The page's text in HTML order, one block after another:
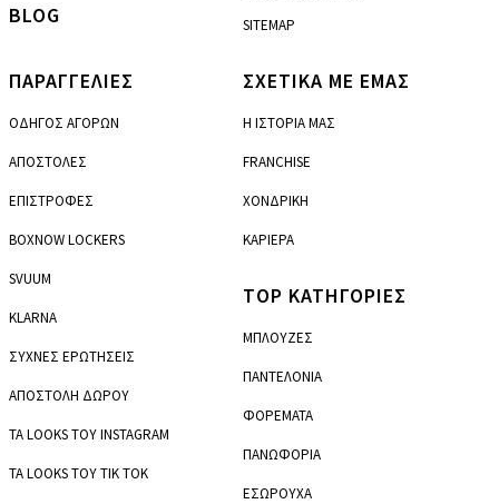
ΠΑΡΑΓΓΕΛΙΕΣ
ΟΔΗΓΟΣ ΑΓΟΡΩΝ
ΑΠΟΣΤΟΛΕΣ
ΕΠΙΣΤΡΟΦΕΣ
BOXNOW LOCKERS
SVUUM
KLARNA
ΣΥΧΝΕΣ ΕΡΩΤΗΣΕΙΣ
ΑΠΟΣΤΟΛΗ ΔΩΡΟΥ
ΤΑ LOOKS ΤΟΥ INSTAGRAM
ΤΑ LOOKS ΤΟΥ TIK TOK
SITEMAP
ΣΧΕΤΙΚΑ ΜΕ ΕΜΑΣ
Η ΙΣΤΟΡΙΑ ΜΑΣ
FRANCHISE
ΧΟΝΔΡΙΚΗ
ΚΑΡΙΕΡΑ
TOP ΚΑΤΗΓΟΡΙΕΣ
ΜΠΛΟΥΖΕΣ
ΠΑΝΤΕΛΟΝΙΑ
ΦΟΡΕΜΑΤΑ
ΠΑΝΩΦΟΡΙΑ
ΕΣΩΡΟΥΧΑ
BLOG